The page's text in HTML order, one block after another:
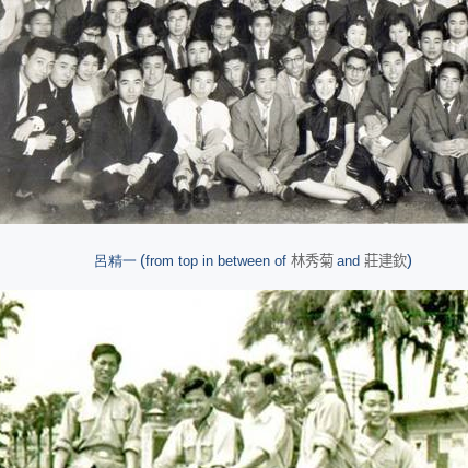
呂精一 (from top in between of 林秀菊 and 莊䢖欽)